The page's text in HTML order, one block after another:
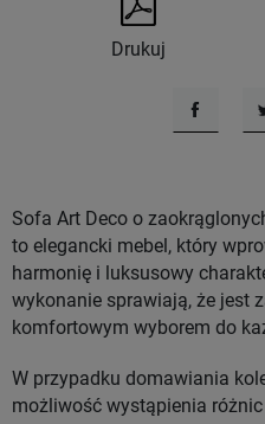
Drukuj
Sofa Art Deco o
to elegancki mebel, który
harmonię i luksusowy
wykonanie sprawiają, że jest
komfortowym wyborem do
W przypadku domawiania
możliwość wystąpienia